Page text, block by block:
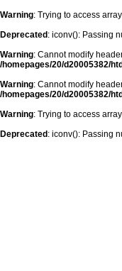
Warning: Trying to access
Deprecated : iconv(): Passing
Warning: Cannot modify
/homepages/20/d20005382/
Warning: Cannot modify
/homepages/20/d20005382/
Warning: Trying to access
Deprecated : iconv(): Passing